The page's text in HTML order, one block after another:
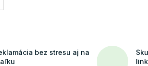
bez stresu aj na